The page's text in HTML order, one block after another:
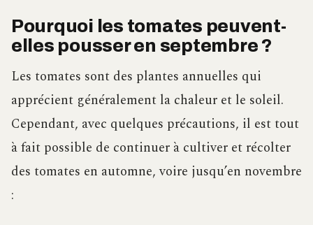
Pourquoi les tomates peuvent-
elles pousser en septembre ?
Les tomates sont des plantes annuelles qui
apprécient généralement la chaleur et le soleil.
Cependant, avec quelques précautions, il est tout
à fait possible de continuer à cultiver et récolter
des tomates en automne, voire jusqu’en novembre
: